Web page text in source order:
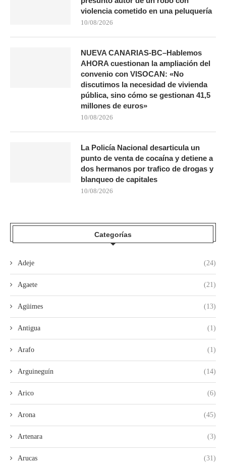
violencia cometido en una peluquería
10/08/2026
NUEVA CANARIAS-BC–Hablemos
AHORA cuestionan la ampliación del
convenio con VISOCAN: «No
discutimos la necesidad de vivienda
pública, sino cómo se gestionan 41,5
millones de euros»
10/08/2026
La Policía Nacional desarticula un
punto de venta de cocaína y detiene a
dos hermanos por trafico de drogas y
blanqueo de capitales
10/08/2026
Categorías
Adeje (24)
Agaete (21)
Agüimes (13)
Antigua (1)
Arafo (1)
Arguineguín (14)
Arico (6)
Arona (45)
Artenara (3)
Arucas (31)